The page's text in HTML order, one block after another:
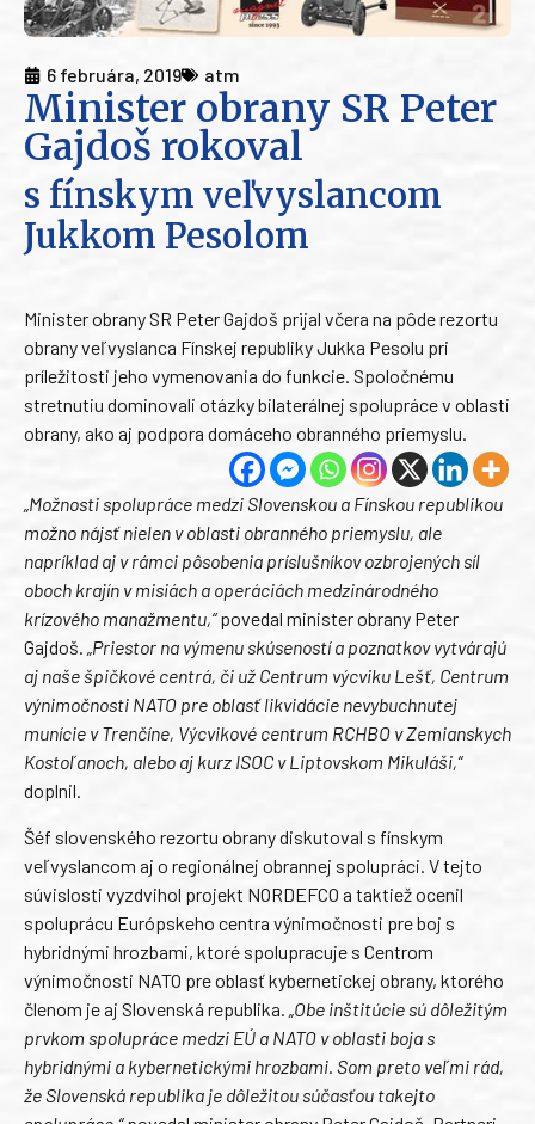
6 februára, 2019 atm
Minister obrany SR Peter
Gajdoš rokoval
s fínskym veľvyslancom
Jukkom Pesolom
Minister obrany SR Peter Gajdoš prijal včera na pôde rezortu
obrany veľvyslanca Fínskej republiky Jukka Pesolu pri
príležitosti jeho vymenovania do funkcie. Spoločnému
stretnutiu dominovali otázky bilaterálnej spolupráce v oblasti
obrany, ako aj podpora domáceho obranného priemyslu.
„Možnosti spolupráce medzi Slovenskou a Fínskou republikou
možno nájsť nielen v oblasti obranného priemyslu, ale
napríklad aj v rámci pôsobenia príslušníkov ozbrojených síl
oboch krajín v misiách a operáciách medzinárodného
krízového manažmentu,“povedal minister obrany Peter
Gajdoš. „Priestor na výmenu skúseností a poznatkov vytvárajú
aj naše špičkové centrá, či už Centrum výcviku Lešť, Centrum
výnimočnosti NATO pre oblasť likvidácie nevybuchnutej
munície v Trenčíne, Výcvikové centrum RCHBO v Zemianskych
Kostoľanoch, alebo aj kurz ISOC v Liptovskom Mikuláši,“
doplnil.
Šéf slovenského rezortu obrany diskutoval s fínskym
veľvyslancom aj o regionálnej obrannej spolupráci. V tejto
súvislosti vyzdvihol projekt NORDEFCO a taktiež ocenil
spoluprácu Európskeho centra výnimočnosti pre boj s
hybridnými hrozbami, ktoré spolupracuje s Centrom
výnimočnosti NATO pre oblasť kybernetickej obrany, ktorého
členom je aj Slovenská republika.
„Obe inštitúcie sú dôležitým
prvkom spolupráce medzi EÚ a NATO v oblasti boja s
hybridnými a kybernetickými hrozbami. Som preto veľmi rád,
že Slovenská republika je dôležitou súčasťou takejto